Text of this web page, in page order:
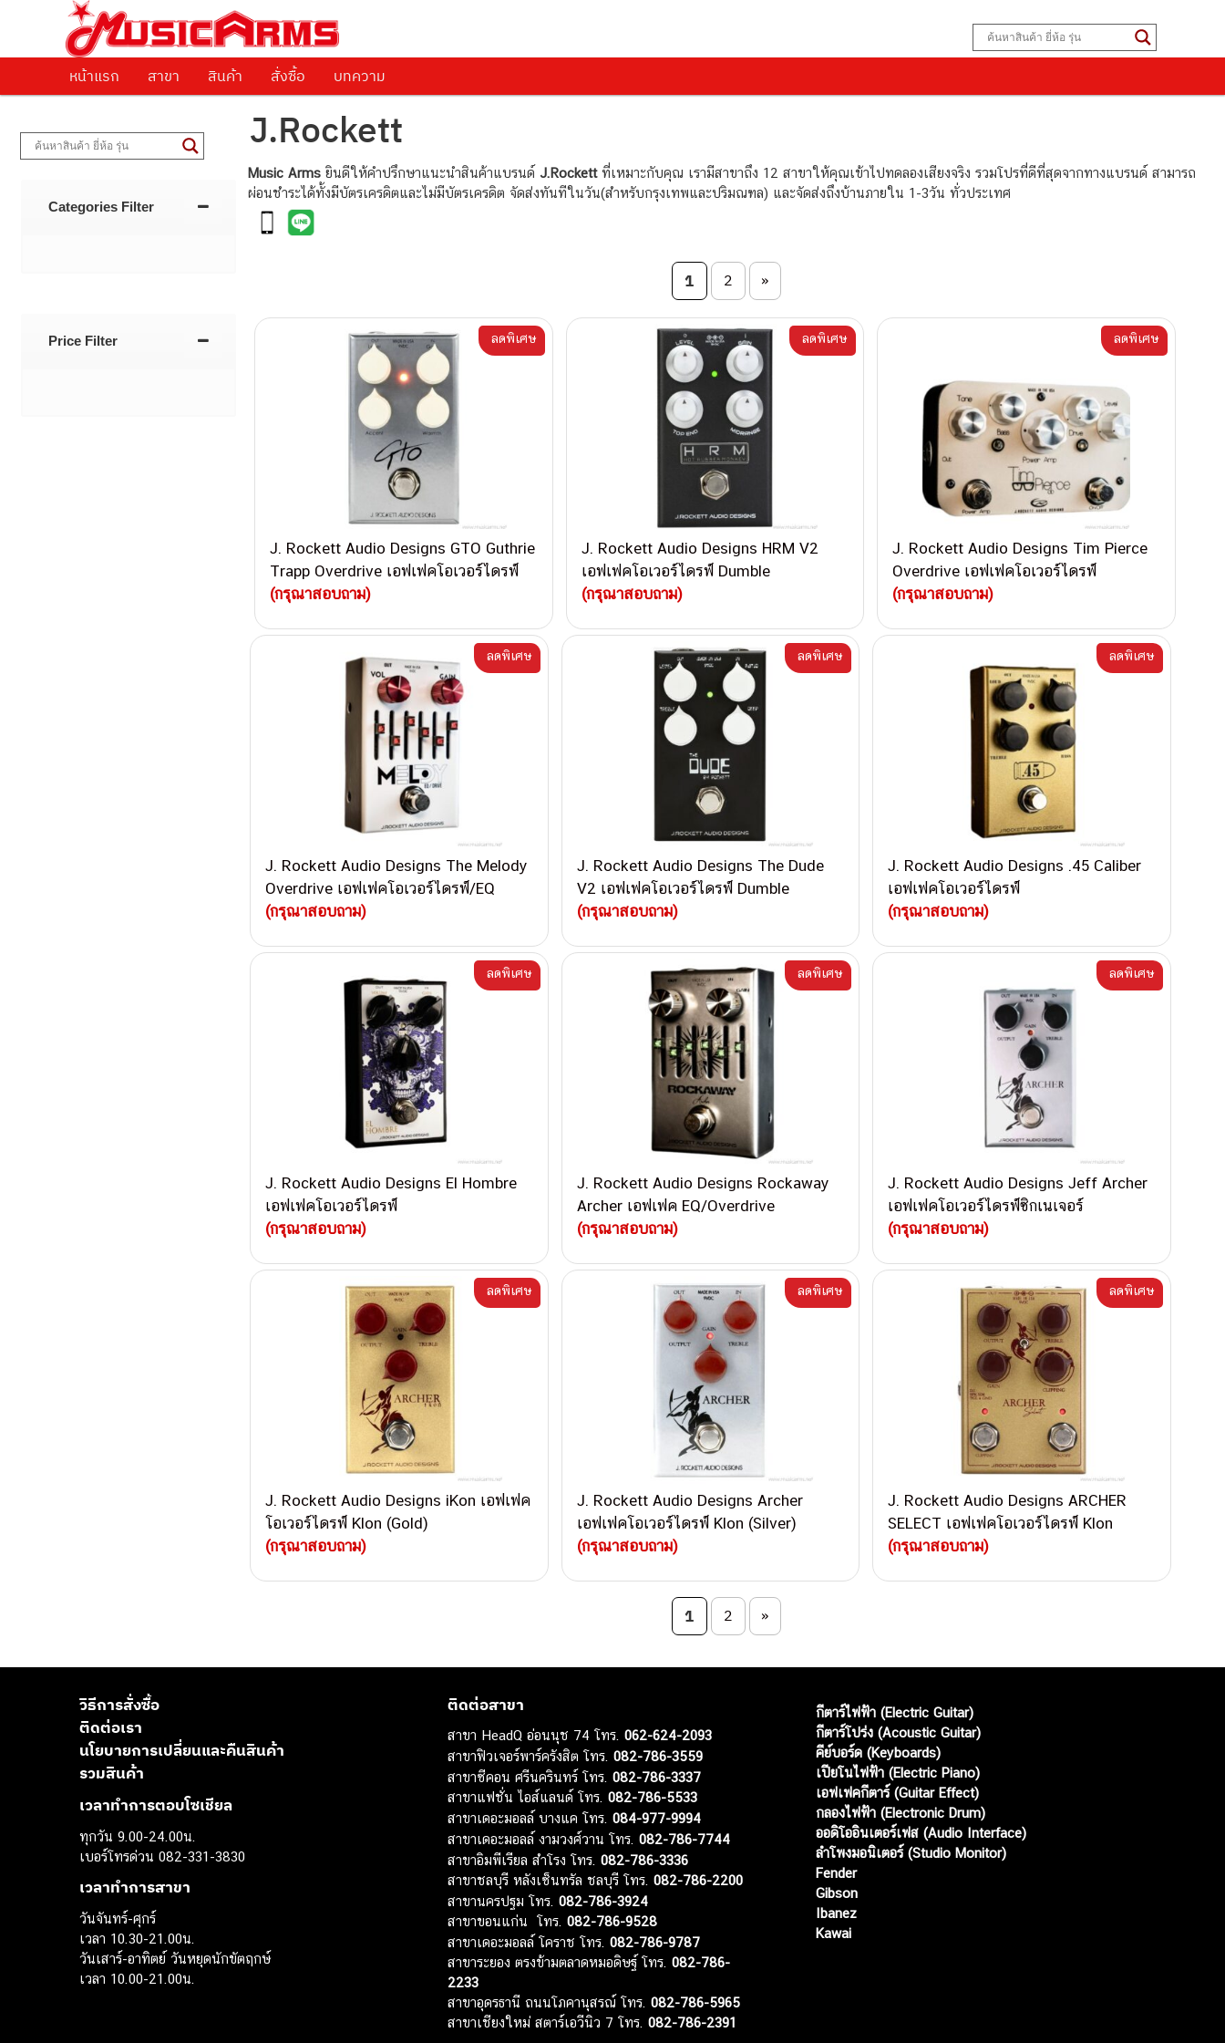
Music Arms
ศูนย์รวมครื่องดนตรีทุกชนิด ตั้งแต่เริ่มต้นถึงมืออาชีพ
Skip to primary content
Skip to secondary content
หน้าแรก สาขา สินค้า สั่งซื้อ บทความ
J.Rockett
Music Arms ยินดีให้คำปรึกษาแนะนำสินค้าแบรนด์ J.Rockett ที่เหมาะกับคุณ เรามีสาขาถึง 12 สาขาให้คุณเข้าไปทดลองเสียงจริง รวมโปรที่ดีที่สุดจากทางแบรนด์ สามารถ
ผ่อนชำระได้ทั้งมีบัตรเครดิตและไม่มีบัตรเครดิต จัดส่งทันทีในวัน(สำหรับกรุงเทพและปริมณฑล) และจัดส่งถึงบ้านภายใน 1-3วัน ทั่วประเทศ
1 2 »
J. Rockett Audio Designs GTO Guthrie
Trapp Overdrive เอฟเฟคโอเวอร์ไดรฟ์
(กรุณาสอบถาม)
ลดพิเศษ
J. Rockett Audio Designs HRM V2
เอฟเฟคโอเวอร์ไดรฟ์ Dumble
(กรุณาสอบถาม)
ลดพิเศษ
J. Rockett Audio Designs Tim Pierce
Overdrive เอฟเฟคโอเวอร์ไดรฟ์
(กรุณาสอบถาม)
ลดพิเศษ
J. Rockett Audio Designs The Melody
Overdrive เอฟเฟคโอเวอร์ไดรฟ์/EQ
(กรุณาสอบถาม)
ลดพิเศษ
J. Rockett Audio Designs The Dude
V2 เอฟเฟคโอเวอร์ไดรฟ์ Dumble
(กรุณาสอบถาม)
ลดพิเศษ
J. Rockett Audio Designs .45 Caliber
เอฟเฟคโอเวอร์ไดรฟ์
(กรุณาสอบถาม)
ลดพิเศษ
J. Rockett Audio Designs El Hombre
เอฟเฟคโอเวอร์ไดรฟ์
(กรุณาสอบถาม)
ลดพิเศษ
J. Rockett Audio Designs Rockaway
Archer เอฟเฟค EQ/Overdrive
(กรุณาสอบถาม)
ลดพิเศษ
J. Rockett Audio Designs Jeff Archer
เอฟเฟคโอเวอร์ไดรฟ์ซิกเนเจอร์
(กรุณาสอบถาม)
ลดพิเศษ
J. Rockett Audio Designs iKon เอฟเฟค
โอเวอร์ไดรฟ์ Klon (Gold)
(กรุณาสอบถาม)
ลดพิเศษ
J. Rockett Audio Designs Archer
เอฟเฟคโอเวอร์ไดรฟ์ Klon (Silver)
(กรุณาสอบถาม)
ลดพิเศษ
J. Rockett Audio Designs ARCHER
SELECT เอฟเฟคโอเวอร์ไดรฟ์ Klon
(กรุณาสอบถาม)
ลดพิเศษ
1 2 »
Categories Filter
Price Filter
วิธีการสั่งซื้อ
ติดต่อเรา
นโยบายการเปลี่ยนและคืนสินค้า
รวมสินค้า
เวลาทำการตอบโซเชียล
ทุกวัน 9.00-24.00น.
เบอร์โทรด่วน 082-331-3830
เวลาทำการสาขา
วันจันทร์-ศุกร์
เวลา 10.30-21.00น.
วันเสาร์-อาทิตย์ วันหยุดนักขัตฤกษ์
เวลา 10.00-21.00น.
ติดต่อสาขา
สาขา HeadQ อ่อนนุช 74 โทร.062-624-2093
สาขาฟิวเจอร์พาร์ครังสิต โทร.082-786-3559
สาขาซีคอน ศรีนครินทร์ โทร.082-786-3337
สาขาแฟชั่น ไอส์แลนด์ โทร.082-786-5533
สาขาเดอะมอลล์ บางแค โทร.084-977-9994
สาขาเดอะมอลล์ งามวงศ์วาน โทร.082-786-7744
สาขาอิมพีเรียล สำโรง โทร.082-786-3336
สาขาชลบุรี หลังเซ็นทรัล ชลบุรี โทร.082-786-2200
สาขานครปฐม โทร.082-786-3924
สาขาขอนแก่น โทร.082-786-9528
สาขาเดอะมอลล์ โคราช โทร.082-786-9787
สาขาระยอง ตรงข้ามตลาดหมอดิษฐ์ โทร.082-786-
2233
สาขาอุดรธานี ถนนโภคานุสรณ์ โทร.082-786-5965
สาขาเชียงใหม่ สตาร์เอวีนิว 7 โทร.082-786-2391
กีตาร์ไฟฟ้า (Electric Guitar)
กีตาร์โปร่ง (Acoustic Guitar)
คีย์บอร์ด (Keyboards)
เปียโนไฟฟ้า (Electric Piano)
เอฟเฟคกีตาร์ (Guitar Effect)
กลองไฟฟ้า (Electronic Drum)
ออดิโออินเตอร์เฟส (Audio Interface)
ลำโพงมอนิเตอร์ (Studio Monitor)
Fender
Gibson
Ibanez
Kawai